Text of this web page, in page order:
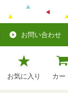
お問い合わせ
お気に入り カー